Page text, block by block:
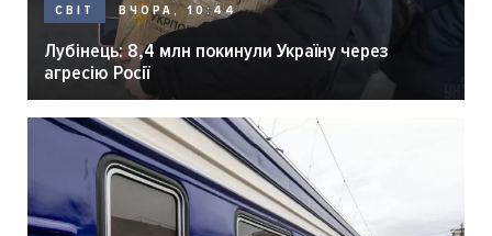
СВІТ ВЧОРА, 10:44
Лубінець: 8,4 млн покинули Україну через
агресію Росії